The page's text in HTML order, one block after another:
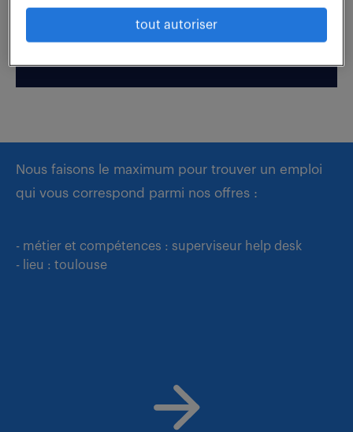
Nous faisons le maximum pour trouver un emploi
qui vous correspond parmi nos offres :
- métier et compétences : superviseur help desk
- lieu : toulouse
tout autoriser